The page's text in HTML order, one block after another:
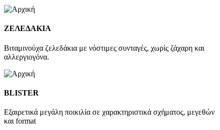
ΖΕΛΕΔΑΚΙΑ
Βιταμινούχα ζελεδάκια με νόστιμες συνταγές, χωρίς ζάχαρη και
αλλεργιογόνα.
BLISTER
Εξαιρετικά μεγάλη ποικιλία σε χαρακτηριστικά σχήματος, μεγεθών
και format